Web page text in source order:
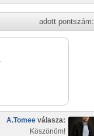
adott pontszám:
A.Tomee válasza:
Köszönöm!